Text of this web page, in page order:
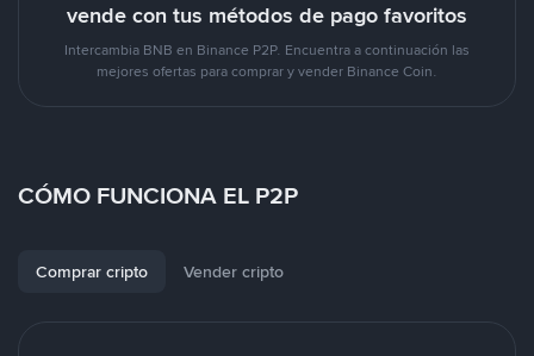
vende con tus métodos de pago favoritos
Intercambia BNB en Binance P2P. Encuentra a continuación las
mejores ofertas para comprar y vender Binance Coin.
CÓMO FUNCIONA EL P2P
Comprar cripto Vender cripto